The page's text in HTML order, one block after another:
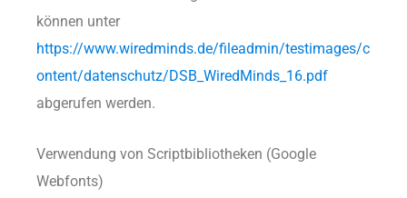
können unter
https://www.wiredminds.de/fileadmin/testimages/c
ontent/datenschutz/DSB_WiredMinds_16.pdf
abgerufen werden.
Verwendung von Scriptbibliotheken (Google
Webfonts)